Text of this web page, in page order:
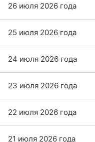
26 июля 2026 года
25 июля 2026 года
24 июля 2026 года
23 июля 2026 года
22 июля 2026 года
21 июля 2026 года